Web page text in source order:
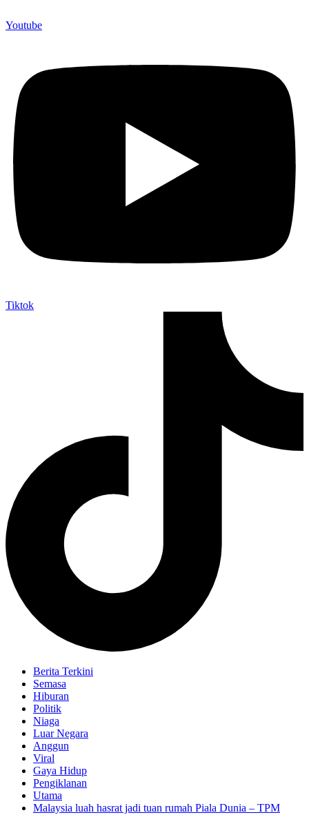
Youtube
Tiktok
Berita Terkini
Semasa
Hiburan
Politik
Niaga
Luar Negara
Anggun
Viral
Gaya Hidup
Pengiklanan
Utama
Malaysia luah hasrat jadi tuan rumah Piala Dunia – TPM